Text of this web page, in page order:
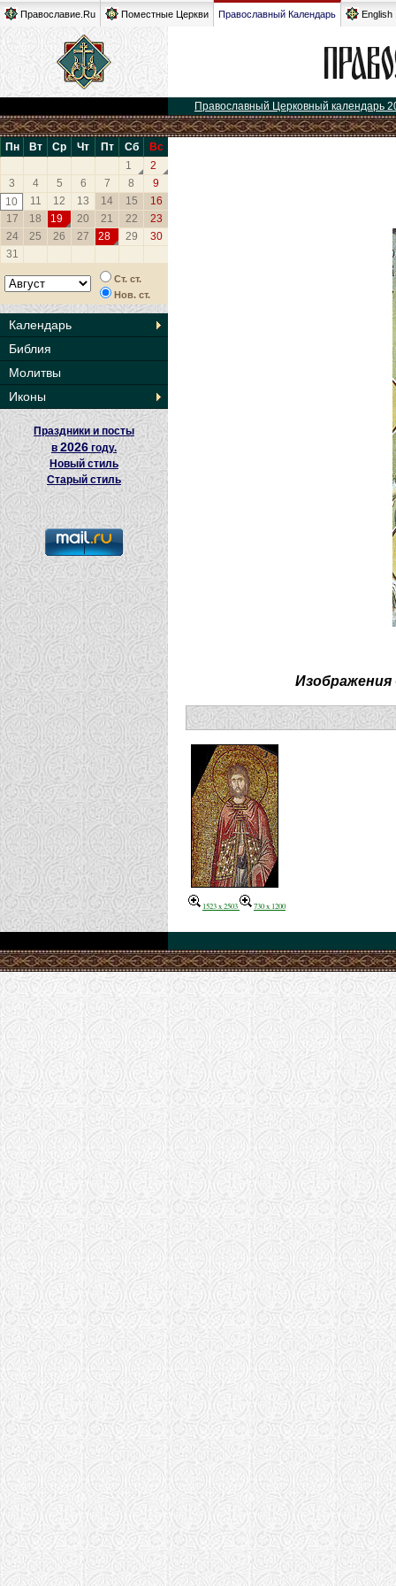
Православие.Ru Поместные Церкви Православный Календарь English
Православный Церковный календарь
Пн Вт Ср Чт Пт Сб
Вс
1
2
3
4 5 6 7 8
9
10
11 12 13 14 15
16
17
18 19 20 21 22
23
24
25 26 27 28 29
30
31
Ст. ст.
Нов. ст.
Календарь
Библия
Молитвы
Иконы
Праздники и посты
в2026 году.
Новый стиль
Старый стиль
1523 x 2503 730 x 1200